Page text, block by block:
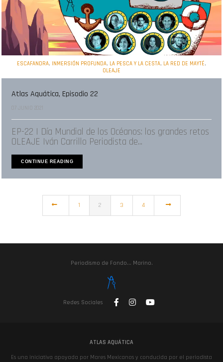
ESCAFANDRA, INMERSIÓN PROFUNDA, LA PESCA Y LA CESTA, LA RED DE MAYTÉ,
OLEAJE
Atlas Aquática, Episodio 22
07 JUNIO 2021
EP-22 | Día Mundial de los Océanos: los grandes retos
OLEAJE Iván Carrillo Periodista de...
CONTINUE READING
1 2 3 4
Periodismo de Fondo... Marino.
Redes Sociales
ATLAS AQUÁTICA
Es una iniciativa apoyada por Mares Mexicanos y conducida por el periodista